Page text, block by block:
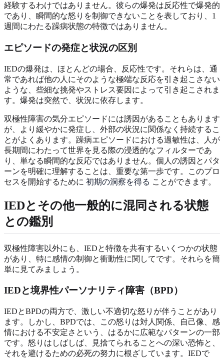
経験するわけではありません。彼らの爆発は反応性で爆発的
であり、瞬間的な怒りを制御できないことを表しており、1
週間にわたる躁病状態の特徴ではありません。
エピソードの発症と状況の区別
IEDの爆発は、ほとんどの場合、反応性です。それらは、通
常であれば他の人にそのような極端な反応を引き起こさない
ような、些細な挑発やストレス要因によって引き起こされま
す。爆発は突然で、状況に依存します。
双極性障害の気分エピソードには誘因があることもあります
が、より緩やかに発症し、外部の状況に関係なく持続するこ
とがよくあります。躁病エピソードにおける過敏性は、人が
長期間にわたって世界を見る際の浸透的なフィルターであ
り、単なる瞬間的な反応ではありません。個人の誘因とパタ
ーンを明確に理解することは、重要な第一歩です。このプロ
セスを開始するために 初期の洞察を得る ことができます。
IEDとその他一般的に混同される状態
との鑑別
双極性障害以外にも、IEDと特徴を共有するいくつかの状態
があり、特に感情の制御と衝動性に関してです。それらを簡
単に見てみましょう。
IEDと境界性パーソナリティ障害（BPD）
IEDとBPDの両方で、激しい不適切な怒りが伴うことがあり
ます。しかし、BPDでは、この怒りは対人関係、自己像、感
情における不安定さという、はるかに広範なパターンの一部
です。怒りはしばしば、見捨てられることへの深い恐怖と、
それを避けるための必死の努力に根ざしています。IEDで